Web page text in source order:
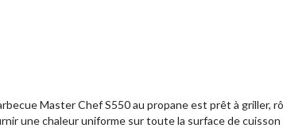
Master Chef S550 au propane est prêt à griller,
une chaleur uniforme sur toute la surface de